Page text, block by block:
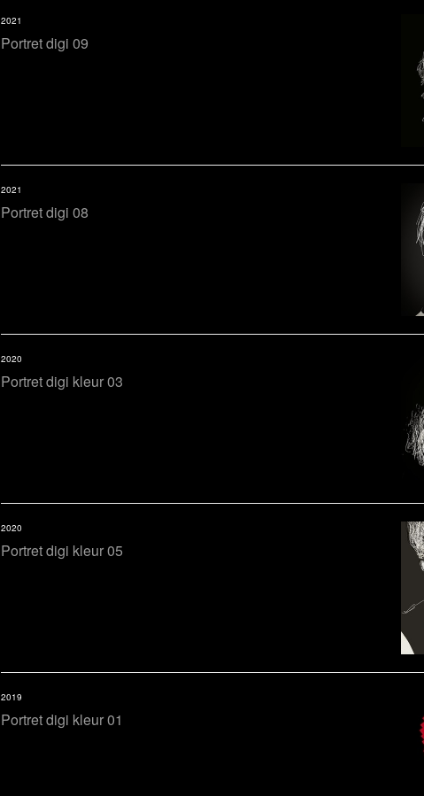
Portret digi 09
2021
Portret digi 08
2021
Portret digi kleur 03
2020
Portret digi kleur 05
2020
Portret digi kleur 01
2019